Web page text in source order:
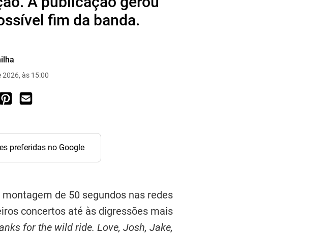
fim da banda.
2026, às 15:00
preferidas no Google
de 50 segundos nas redes
concertos até às digressões mais
for the wild ride. Love, Josh, Jake,